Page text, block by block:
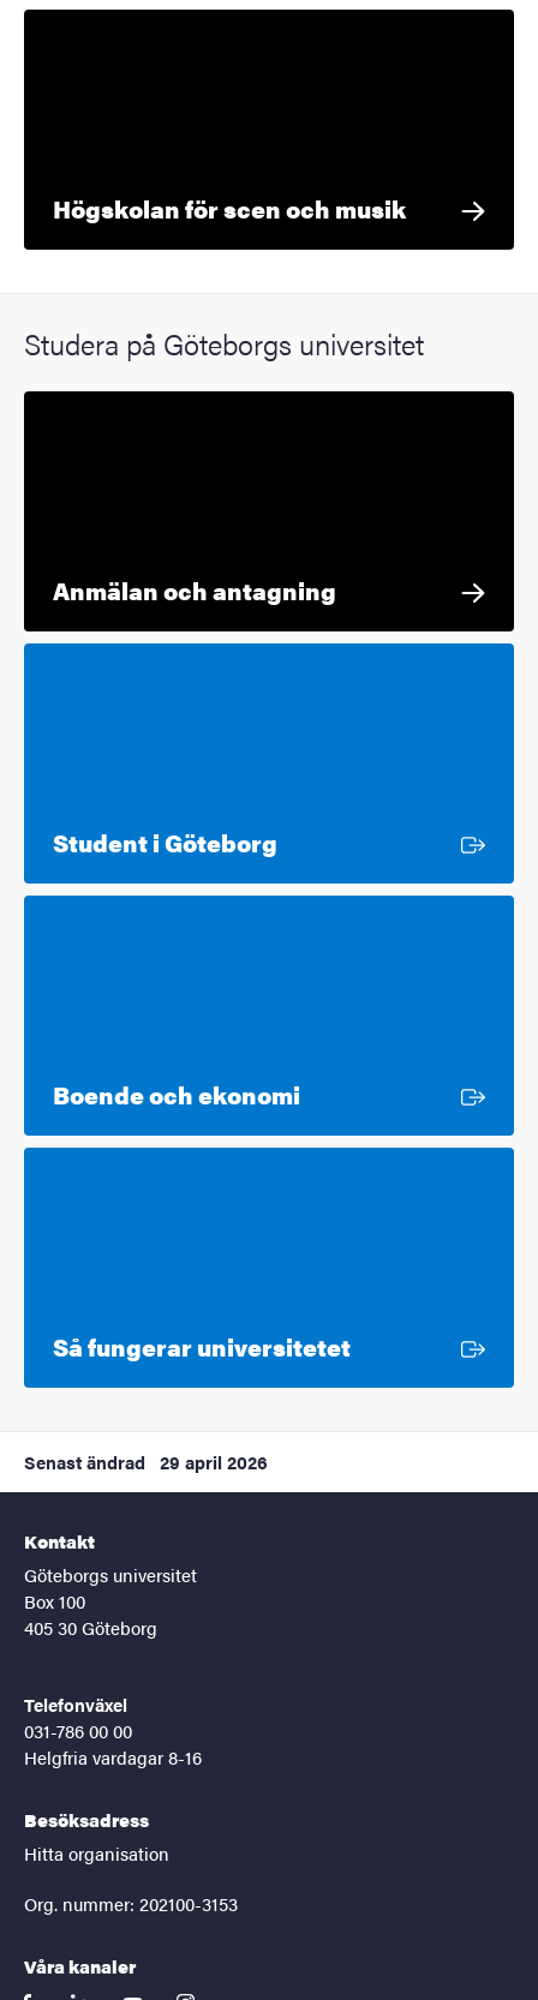
Högskolan för scen och musik
Studera på Göteborgs universitet
Anmälan och antagning
Student i Göteborg
Boende och ekonomi
Så fungerar universitetetExtern länk
Senast ändrad 29 april 2026
Kontakt
Göteborgs universitet
Box 100
405 30 Göteborg
Telefonväxel
031-786 00 00
Helgfria vardagar 8-16
Besöksadress
Hitta organisation
Org. nummer: 202100-3153
Våra kanaler